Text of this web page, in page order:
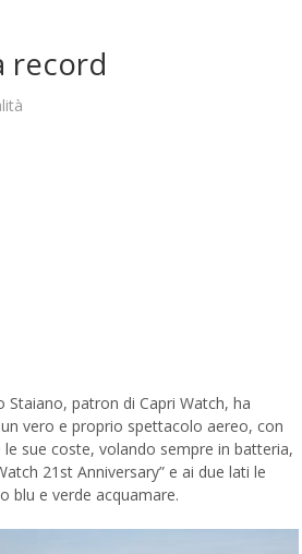
record
patron di Capri Watch, ha
vero e proprio spettacolo aereo, con
sue coste, volando sempre in batteria,
21st Anniversary” e ai due lati le
blu e verde acquamare.